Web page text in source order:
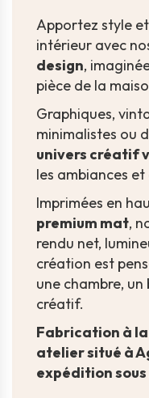
Apportez style
intérieur avec
design,
pièce de la
Graphiques,
minimalistes ou
univers créatif
les ambiances
Imprimées en
premium mat,
rendu net,
création est
une chambre,
créatif.
Fabrication à
atelier situé à
expédition